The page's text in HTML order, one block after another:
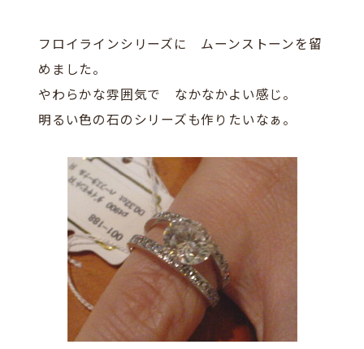
フロイラインシリーズに ムーンストーンを留
めました。
やわらかな雰囲気で なかなかよい感じ。
明るい色の石のシリーズも作りたいなぁ。